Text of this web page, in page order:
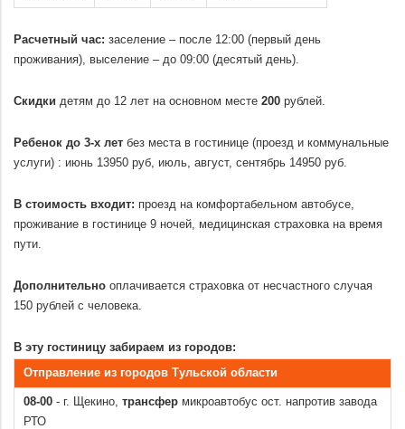
Расчетный час: заселение – после 12:00 (первый день
проживания), выселение – до 09:00 (десятый день).
Скидки детям до 12 лет на основном месте 200 рублей.
Ребенок до 3-х лет без места в гостинице (проезд и коммунальные
услуги) : июнь 13950 руб, июль, август, сентябрь 14950 руб.
В стоимость входит: проезд на комфортабельном автобусе,
проживание в гостинице 9 ночей, медицинская страховка на время
пути.
Дополнительно оплачивается страховка от несчастного случая
150 рублей с человека.
В эту гостиницу забираем из городов:
Отправление из городов Тульской области
08-00 - г. Щекино, трансфер микроавтобус ост. напротив завода
РТО